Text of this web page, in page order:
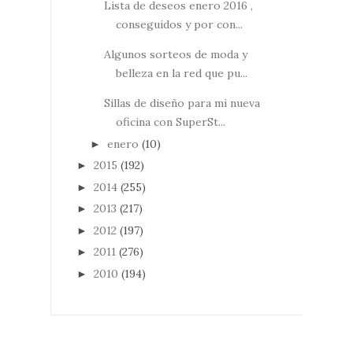
Lista de deseos enero 2016 ,
conseguidos y por con...
Algunos sorteos de moda y
belleza en la red que pu...
Sillas de diseño para mi nueva
oficina con SuperSt...
► enero (10)
► 2015 (192)
► 2014 (255)
► 2013 (217)
► 2012 (197)
► 2011 (276)
► 2010 (194)